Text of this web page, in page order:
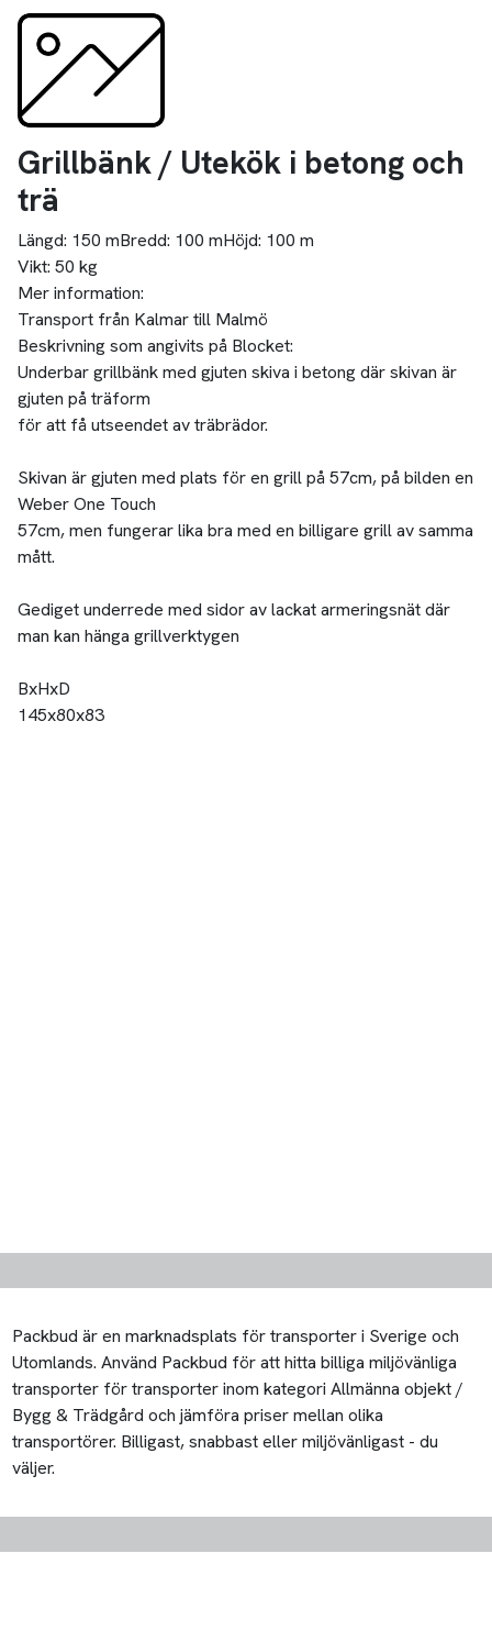
Grillbänk / Utekök i betong och
trä
Längd: 150 mBredd: 100 mHöjd: 100 m
Vikt: 50 kg
Mer information:
Transport från Kalmar till Malmö
Beskrivning som angivits på Blocket:
Underbar grillbänk med gjuten skiva i betong där skivan är
gjuten på träform
för att få utseendet av träbrädor.
Skivan är gjuten med plats för en grill på 57cm, på bilden en
Weber One Touch
57cm, men fungerar lika bra med en billigare grill av samma
mått.
Gediget underrede med sidor av lackat armeringsnät där
man kan hänga grillverktygen
BxHxD
145x80x83
Packbud är en marknadsplats för transporter i Sverige och
Utomlands. Använd Packbud för att hitta billiga miljövänliga
transporter för transporter inom kategori Allmänna objekt /
Bygg & Trädgård och jämföra priser mellan olika
transportörer. Billigast, snabbast eller miljövänligast - du
väljer.